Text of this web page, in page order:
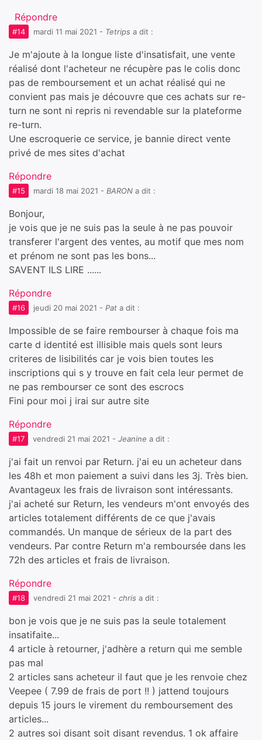
Répondre
#14 mardi 11 mai 2021 - Tetrips a dit :
Je m'ajoute à la longue liste d'insatisfait, une vente
réalisé dont l'acheteur ne récupère pas le colis donc
pas de remboursement et un achat réalisé qui ne
convient pas mais je découvre que ces achats sur re-
turn ne sont ni repris ni revendable sur la plateforme
re-turn.
Une escroquerie ce service, je bannie direct vente
privé de mes sites d'achat
Répondre
#15 mardi 18 mai 2021 - BARON a dit :
Bonjour,
je vois que je ne suis pas la seule à ne pas pouvoir
transferer l'argent des ventes, au motif que mes nom
et prénom ne sont pas les bons...
SAVENT ILS LIRE ......
Répondre
#16 jeudi 20 mai 2021 - Pat a dit :
Impossible de se faire rembourser à chaque fois ma
carte d identité est illisible mais quels sont leurs
criteres de lisibilités car je vois bien toutes les
inscriptions qui s y trouve en fait cela leur permet de
ne pas rembourser ce sont des escrocs
Fini pour moi j irai sur autre site
Répondre
#17 vendredi 21 mai 2021 - Jeanine a dit :
j'ai fait un renvoi par Return. j'ai eu un acheteur dans
les 48h et mon paiement a suivi dans les 3j. Très bien.
Avantageux les frais de livraison sont intéressants.
j'ai acheté sur Return, les vendeurs m'ont envoyés des
articles totalement différents de ce que j'avais
commandés. Un manque de sérieux de la part des
vendeurs. Par contre Return m'a remboursée dans les
72h des articles et frais de livraison.
Répondre
#18 vendredi 21 mai 2021 - chris a dit :
bon je vois que je ne suis pas la seule totalement
insatifaite...
4 article à retourner, j'adhère a return qui me semble
pas mal
2 articles sans acheteur il faut que je les renvoie chez
Veepee ( 7.99 de frais de port !! ) jattend toujours
depuis 15 jours le virement du remboursement des
articles...
2 autres soi disant soit disant revendus. 1 ok affaire